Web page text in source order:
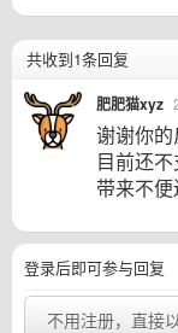
共收到1条回复
肥肥猫xyz
谢谢你
目前还
带来不
登录后即可参与回复
不用注册，直接